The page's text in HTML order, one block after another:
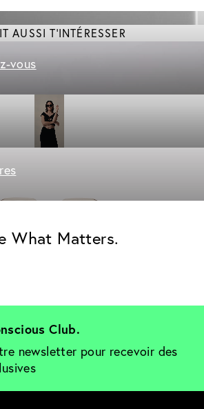
AUSSI T'INTÉRESSER
vous
What Matters.
Club.
newsletter pour recevoir des